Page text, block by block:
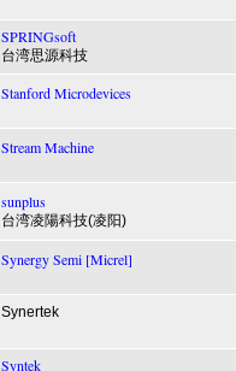
SPRINGsoft
台湾思源科技
Stanford Microdevices
Stream Machine
sunplus
台湾凌陽科技(凌阳)
Synergy Semi [Micrel]
Synertek
Syntek